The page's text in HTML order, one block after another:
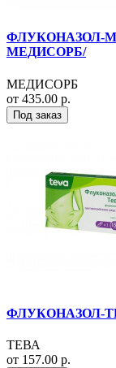
ФЛУКОНАЗОЛ-
МЕДИСОРБ/
МЕДИСОРБ
от 435.00 р.
Под заказ
ФЛУКОНАЗОЛ-
ТЕВА
от 157.00 р.